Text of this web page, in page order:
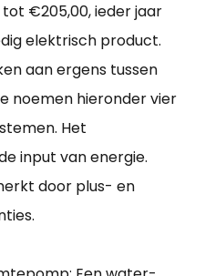
€205,00, ieder jaar
elektrisch product.
aan ergens tussen
noemen hieronder vier
Het
input van energie.
door plus- en